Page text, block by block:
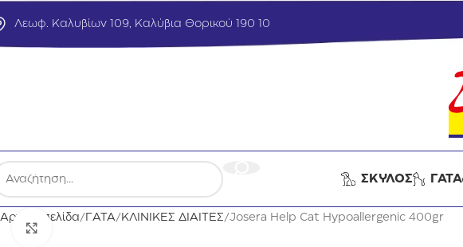
Λεωφ. Καλυβίων 109, Καλύβια Θορικού 190 10
ΣΚΥΛΟΣ ΓΑΤΑ
Αρχική σελίδα ΓΑΤΑ ΚΛΙΝΙΚΕΣ ΔΙΑΙΤΕΣ Josera Help Cat Hypoallergenic 400gr